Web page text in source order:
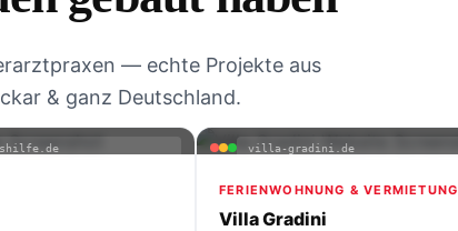
— echte Projekte aus
& ganz Deutschland.
villa-gradini.de
FERIENWOHNUNG & VERMIETUNG
Villa Gradini